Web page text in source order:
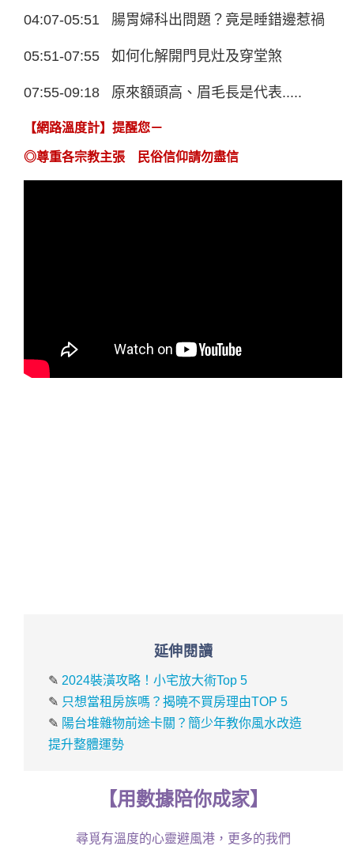
04:07-05:51 腸胃婦科出問題？竟是睡錯邊惹禍
05:51-07:55 如何化解開門見灶及穿堂煞
07:55-09:18 原來額頭高、眉毛長是代表.....
【網路溫度計】提醒您－
◎尊重各宗教主張 民俗信仰請勿盡信
延伸閱讀
✎ 2024裝潢攻略！小宅放大術Top 5
✎ 只想當租房族嗎？揭曉不買房理由TOP 5
✎ 陽台堆雜物前途卡關？簡少年教你風水改造
提升整體運勢
【用數據陪你成家】
尋覓有溫度的心靈避風港，更多的我們